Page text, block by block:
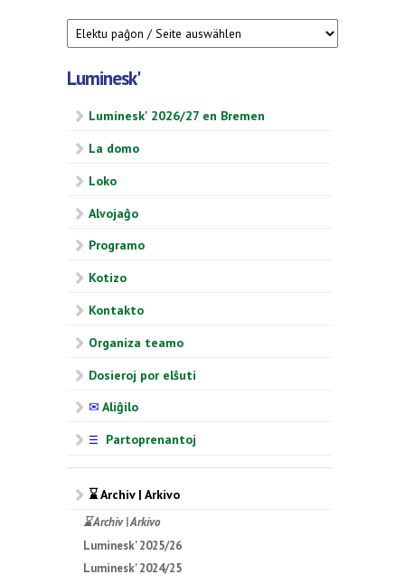
Luminesk'
Luminesk' 2026/27 en Bremen
La domo
Loko
Alvojaĝo
Programo
Kotizo
Kontakto
Organiza teamo
Dosieroj por elŝuti
✉ Aliĝilo
☰ Partoprenantoj
⌛ Archiv | Arkivo
⌛ Archiv | Arkivo
Luminesk' 2025/26
Luminesk' 2024/25